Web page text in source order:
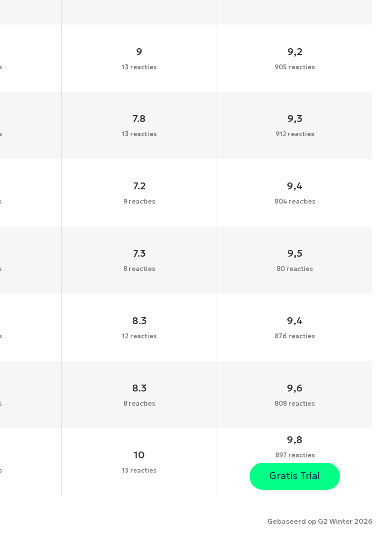
9
13 reacties
9,2
905 reacties
7.8
13 reacties
9,3
912 reacties
7.2
9 reacties
9,4
804 reacties
7.3
8 reacties
9,5
80 reacties
8.3
12 reacties
9,4
876 reacties
8.3
8 reacties
9,6
808 reacties
10
13 reacties
9,8
897 reacties
Gratis Trial
Gebaseerd op G2 Winter 2026